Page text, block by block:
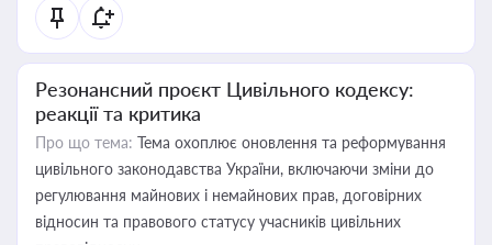
Резонансний проєкт Цивільного кодексу:
реакції та критика
Про що тема: Тема охоплює оновлення та реформування
цивільного законодавства України, включаючи зміни до
регулювання майнових і немайнових прав, договірних
відносин та правового статусу учасників цивільних